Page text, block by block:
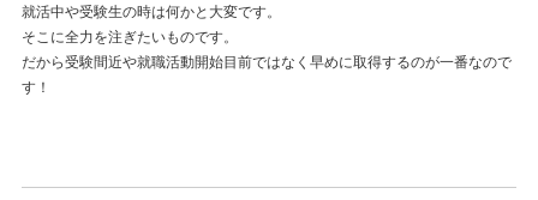
就活中や受験生の時は何かと大変です。
そこに全力を注ぎたいものです。
だから受験間近や就職活動開始目前ではなく早めに取得するのが一番なので
す！